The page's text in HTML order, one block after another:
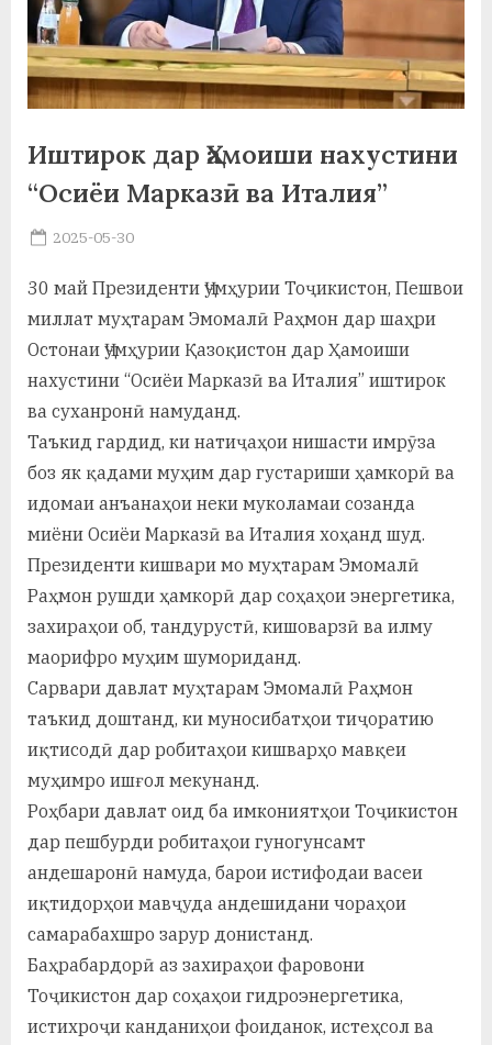
а
н
о
м
с
и
р
и
Х
у
с
р
а
Иштирок дар Ҳамоиши нахустини
“Осиёи Марказӣ ва Италия”
Posted
2025-05-30
30 май Президенти Ҷумҳурии Тоҷикистон, Пешвои
миллат муҳтарам Эмомалӣ Раҳмон дар шаҳри
Остонаи Ҷумҳурии Қазоқистон дар Ҳамоиши
нахустини “Осиёи Марказӣ ва Италия” иштирок
ва суханронӣ намуданд.
Таъкид гардид, ки натиҷаҳои нишасти имрӯза
боз як қадами муҳим дар густариши ҳамкорӣ ва
идомаи анъанаҳои неки муколамаи созанда
миёни Осиёи Марказӣ ва Италия хоҳанд шуд.
Президенти кишвари мо муҳтарам Эмомалӣ
Раҳмон рушди ҳамкорӣ дар соҳаҳои энергетика,
захираҳои об, тандурустӣ, кишоварзӣ ва илму
маорифро муҳим шумориданд.
Сарвари давлат муҳтарам Эмомалӣ Раҳмон
таъкид доштанд, ки муносибатҳои тиҷоратию
иқтисодӣ дар робитаҳои кишварҳо мавқеи
муҳимро ишғол мекунанд.
Роҳбари давлат оид ба имкониятҳои Тоҷикистон
дар пешбурди робитаҳои гуногунсамт
андешаронӣ намуда, барои истифодаи васеи
иқтидорҳои мавҷуда андешидани чораҳои
самарабахшро зарур донистанд.
Баҳрабардорӣ аз захираҳои фаровони
Тоҷикистон дар соҳаҳои гидроэнергетика,
истихроҷи канданиҳои фоиданок, истеҳсол ва